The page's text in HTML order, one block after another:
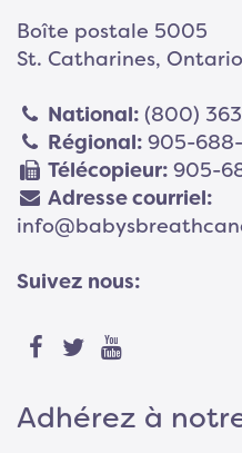
Boîte postale 5005
St. Catharines,
National: (800)
Régional: 905-
Télécopieur: 905-
Adresse courriel:
Suivez nous:
Adhérez à